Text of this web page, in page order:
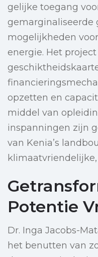
gelijke toegang
gemarginaliseerde
mogelijkheden
energie. Het
opzetten en
middel van
inspanningen zijn
van Kenia’s
Potentie
Dr. Inga Jacobs-
het benutten van